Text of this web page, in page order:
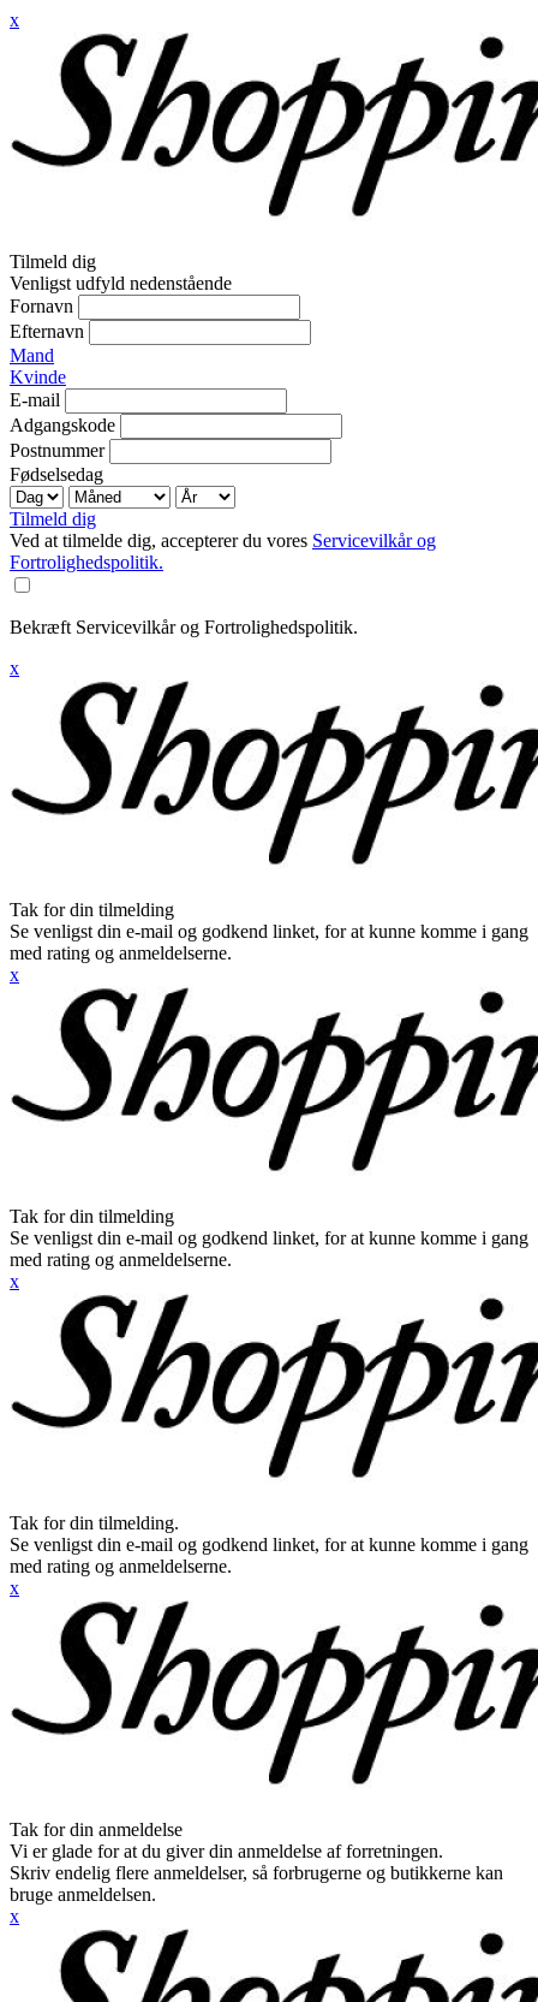
x
Tilmeld dig
Venligst udfyld nedenstående
Fornavn
Efternavn
Mand
Kvinde
E-mail
Adgangskode
Postnummer
Fødselsedag
Tilmeld dig
Ved at tilmelde dig, accepterer du vores Servicevilkår og
Fortrolighedspolitik.
Bekræft Servicevilkår og Fortrolighedspolitik.
x
Tak for din tilmelding
Se venligst din e-mail og godkend linket, for at kunne komme i gang
med rating og anmeldelserne.
x
Tak for din tilmelding
Se venligst din e-mail og godkend linket, for at kunne komme i gang
med rating og anmeldelserne.
x
Tak for din tilmelding.
Se venligst din e-mail og godkend linket, for at kunne komme i gang
med rating og anmeldelserne.
x
Tak for din anmeldelse
Vi er glade for at du giver din anmeldelse af forretningen.
Skriv endelig flere anmeldelser, så forbrugerne og butikkerne kan
bruge anmeldelsen.
x